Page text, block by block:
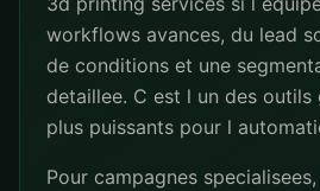
workflows avances, du lead
de conditions et une
detaillee. C est l un des outils
plus puissants pour l
Pour campagnes